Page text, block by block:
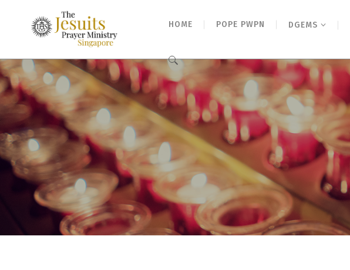
HOME POPE PWPN DGEMS
Search
for: